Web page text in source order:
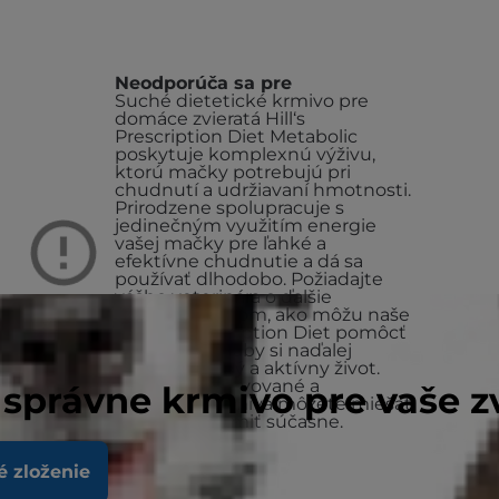
krmivo pre vaše
zloženie
Neodporúča sa pre
Suché dietetické krmivo pre
domáce zvieratá Hill‘s
Prescription Diet Metabolic
poskytuje komplexnú výživu,
ktorú mačky potrebujú pri
chudnutí a udržiavaní hmotnosti.
Prirodzene spolupracuje s
jedinečným využitím energie
vašej mačky pre ľahké a
efektívne chudnutie a dá sa
používať dlhodobo. Požiadajte
vášho veterinára o ďalšie
informácie o tom, ako môžu naše
krmivá Prescription Diet pomôcť
vašej mačke, aby si naďalej
užívala šťastný a aktívny život.
Suché, konzervované a
vrecované krmivá môžete miešať
alebo nimi kŕmiť súčasne.